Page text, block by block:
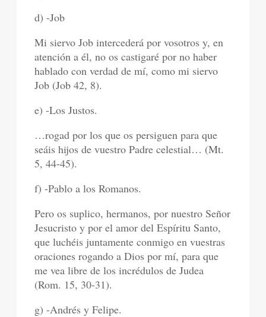
d) -Job
Mi siervo Job intercederá por vosotros y, en
atención a él, no os castigaré por no haber
hablado con verdad de mí, como mi siervo
Job (Job 42, 8).
e) -Los Justos.
…rogad por los que os persiguen para que
seáis hijos de vuestro Padre celestial… (Mt.
5, 44-45).
f) -Pablo a los Romanos.
Pero os suplico, hermanos, por nuestro Señor
Jesucristo y por el amor del Espíritu Santo,
que luchéis juntamente conmigo en vuestras
oraciones rogando a Dios por mí, para que
me vea libre de los incrédulos de Judea
(Rom. 15, 30-31).
g) -Andrés y Felipe.